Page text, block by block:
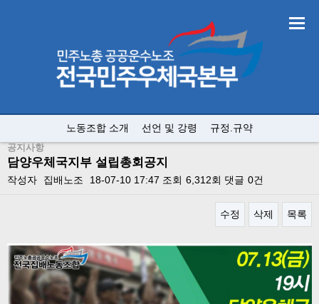
노동조합 소개 선언 및 강령 규정.규약
공지사항
담양우체국지부 설립총회공지
작성자 집배노조 18-07-10 17:47 조회 6,312회 댓글 0건
수정 삭제 목록
본문